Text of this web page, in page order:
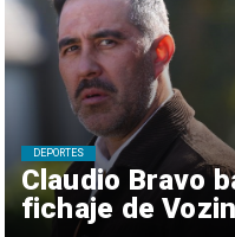
Claudio Bravo
fichaje de
DEPORTES